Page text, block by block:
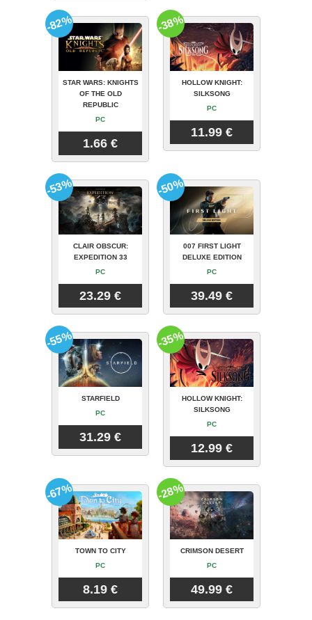
STAR WARS: KNIGHTS
OF THE OLD
REPUBLIC
PC
1.66 €
-82%
HOLLOW KNIGHT:
SILKSONG
PC
11.99 €
-38%
CLAIR OBSCUR:
EXPEDITION 33
PC
23.29 €
-53%
007 FIRST LIGHT
DELUXE EDITION
PC
39.49 €
-50%
STARFIELD
PC
31.29 €
-55%
HOLLOW KNIGHT:
SILKSONG
PC
12.99 €
-35%
TOWN TO CITY
PC
8.19 €
-67%
CRIMSON DESERT
PC
49.99 €
-28%